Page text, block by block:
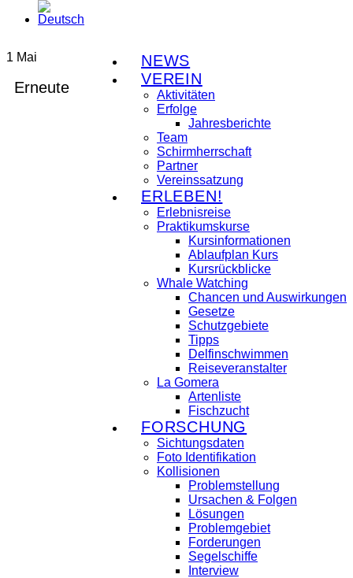
NEWS
VEREIN
Aktivitäten
Erfolge
Jahresberichte
Team
Schirmherrschaft
Partner
Vereinssatzung
ERLEBEN!
Erlebnisreise
Praktikumskurse
Kursinformationen
Ablaufplan Kurs
Kursrückblicke
Whale Watching
Chancen und Auswirkungen
Gesetze
Schutzgebiete
Tipps
Delfinschwimmen
Reiseveranstalter
La Gomera
Artenliste
Fischzucht
FORSCHUNG
Sichtungsdaten
Foto Identifikation
Kollisionen
Problemstellung
Ursachen & Folgen
Lösungen
Problemgebiet
Forderungen
Segelschiffe
Interview
1 Mai
Erneute